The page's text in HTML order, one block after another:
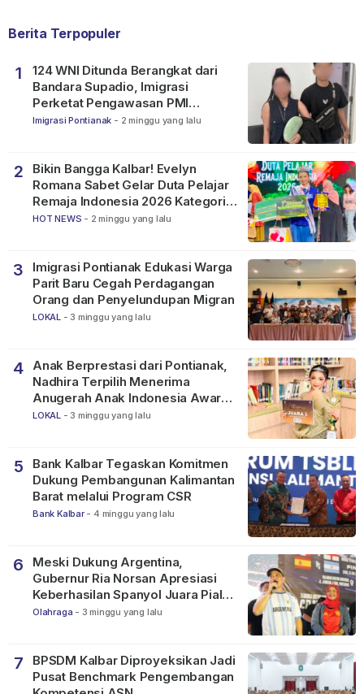
Berita Terpopuler
1
124 WNI Ditunda Berangkat dari
Bandara Supadio, Imigrasi
Perketat Pengawasan PMI
Nonprosedural
Imigrasi Pontianak - 2 minggu yang lalu
2
Bikin Bangga Kalbar! Evelyn
Romana Sabet Gelar Duta Pelajar
Remaja Indonesia 2026 Kategori
SMP
HOT NEWS - 2 minggu yang lalu
3
Imigrasi Pontianak Edukasi Warga
Parit Baru Cegah Perdagangan
Orang dan Penyelundupan Migran
LOKAL - 3 minggu yang lalu
4
Anak Berprestasi dari Pontianak,
Nadhira Terpilih Menerima
Anugerah Anak Indonesia Awards
2026
LOKAL - 3 minggu yang lalu
5
Bank Kalbar Tegaskan Komitmen
Dukung Pembangunan Kalimantan
Barat melalui Program CSR
Bank Kalbar - 4 minggu yang lalu
6
Meski Dukung Argentina,
Gubernur Ria Norsan Apresiasi
Keberhasilan Spanyol Juara Piala
Dunia FIFA 2026
Olahraga - 3 minggu yang lalu
7
BPSDM Kalbar Diproyeksikan Jadi
Pusat Benchmark Pengembangan